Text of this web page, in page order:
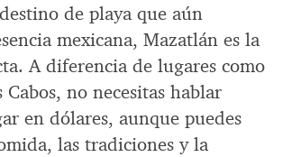
de playa que aún
mexicana, Mazatlán es la
A diferencia de lugares como
Cabos, no necesitas hablar
en dólares, aunque puedes
las tradiciones y la